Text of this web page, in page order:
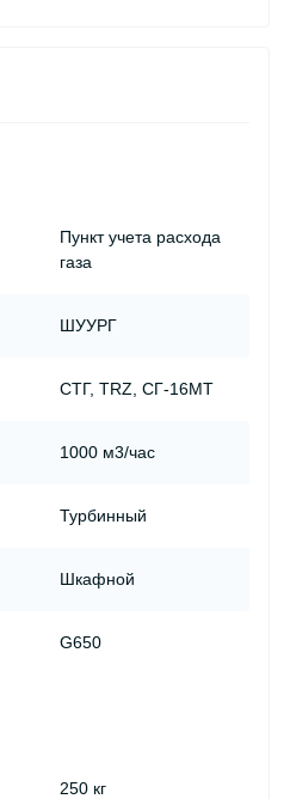
Пункт учета расхода
газа
ШУУРГ
СТГ, TRZ, СГ-16МТ
1000 м3/час
Турбинный
Шкафной
G650
250 кг